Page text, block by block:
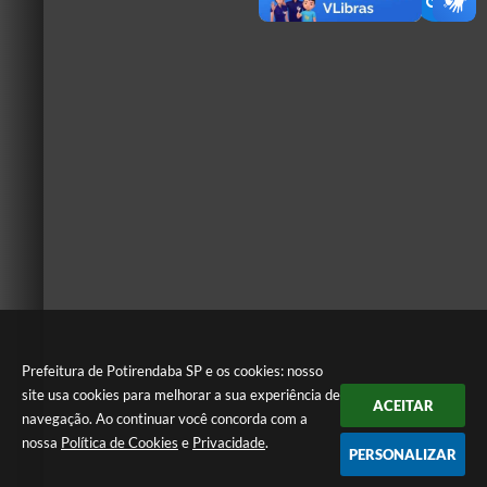
Prefeitura de Potirendaba SP e os cookies: nosso
site usa cookies para melhorar a sua experiência de
navegação. Ao continuar você concorda com a
nossa Política de Cookies e Privacidade.
ACEITAR
PERSONALIZAR